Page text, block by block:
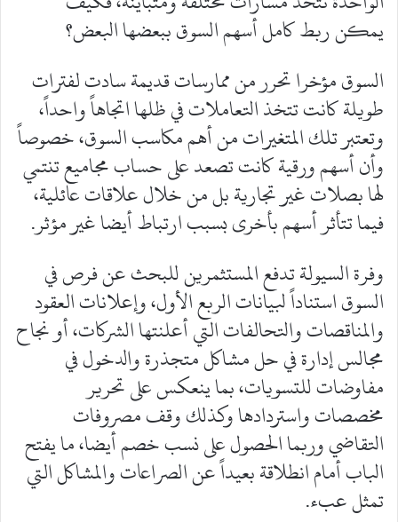
يمكن ربط كامل أسهم السوق ببعضها البعض؟
السوق مؤخرا تحرر من ممارسات قديمة سادت لفترات
طويلة كانت تتخذ التعاملات في ظلها اتجاهاً واحداً،
وتعتبر تلك المتغيرات من أهم مكاسب السوق، خصوصاً
وأن أسهم ورقية كانت تصعد على حساب مجاميع تنتمي
لها بصلات غير تجارية بل من خلال علاقات عائلية،
فيما تتأثر أسهم بأخرى بسبب ارتباط أيضا غير مؤثر.
وفرة السيولة تدفع المستثمرين للبحث عن فرص في
السوق استناداً لبيانات الربع الأول، وإعلانات العقود
والمناقصات والتحالفات التي أعلنتها الشركات، أو نجاح
مجالس إدارة في حل مشاكل متجذرة والدخول في
مفاوضات للتسويات، بما ينعكس على تحرير
مخصصات واستردادها وكذلك وقف مصروفات
التقاضي وربما الحصول على نسب خصم أيضا، ما يفتح
الباب أمام انطلاقة بعيداً عن الصراعات والمشاكل التي
تمثل عبء.